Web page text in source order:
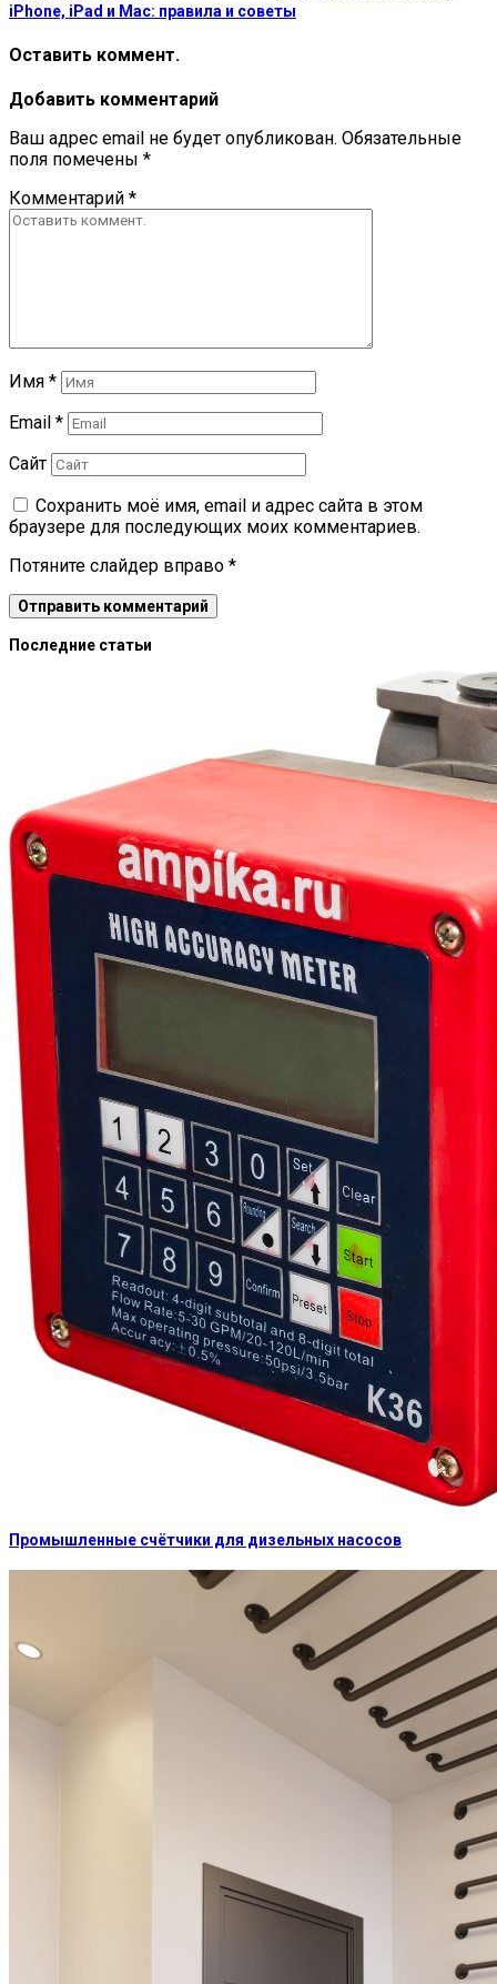
iPhone, iPad и Mac: правила и советы
Оставить коммент.
Добавить комментарий
Ваш адрес email не будет опубликован. Обязательные
поля помечены *
Комментарий *
Имя *
Email *
Сайт
Сохранить моё имя, email и адрес сайта в этом
браузере для последующих моих комментариев.
Потяните слайдер вправо *
Последние статьи
Промышленные счётчики для дизельных насосов